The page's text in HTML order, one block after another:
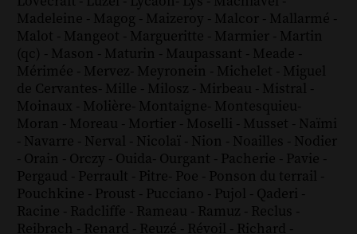
Madeleine - Magog - Maizeroy - Malcor - Mallarmé -
Malot - Mangeot - Margueritte - Marmier - Martin
(qc) - Mason - Maturin - Maupassant - Meade -
Mérimée - Mervez- Meyronein - Michelet - Miguel
de Cervantes- Mille - Milosz - Mirbeau - Mistral -
Moinaux - Molière- Montaigne- Montesquieu-
Moran - Moreau - Mortier - Moselli - Musset - Naïmi
- Navarre - Nerval - Nicolaï - Nion - Noailles - Nodier
- Orain - Orczy - Ouida- Ourgant - Pacherie - Pavie -
Pergaud - Perrault - Pitre- Poe - Ponson du terrail -
Pouchkine - Proust - Pucciano - Pujol - Qaderi -
Racine - Radcliffe - Rameau - Ramuz - Reclus -
Reibrach - Renard - Reuzé - Révoil - Richard -